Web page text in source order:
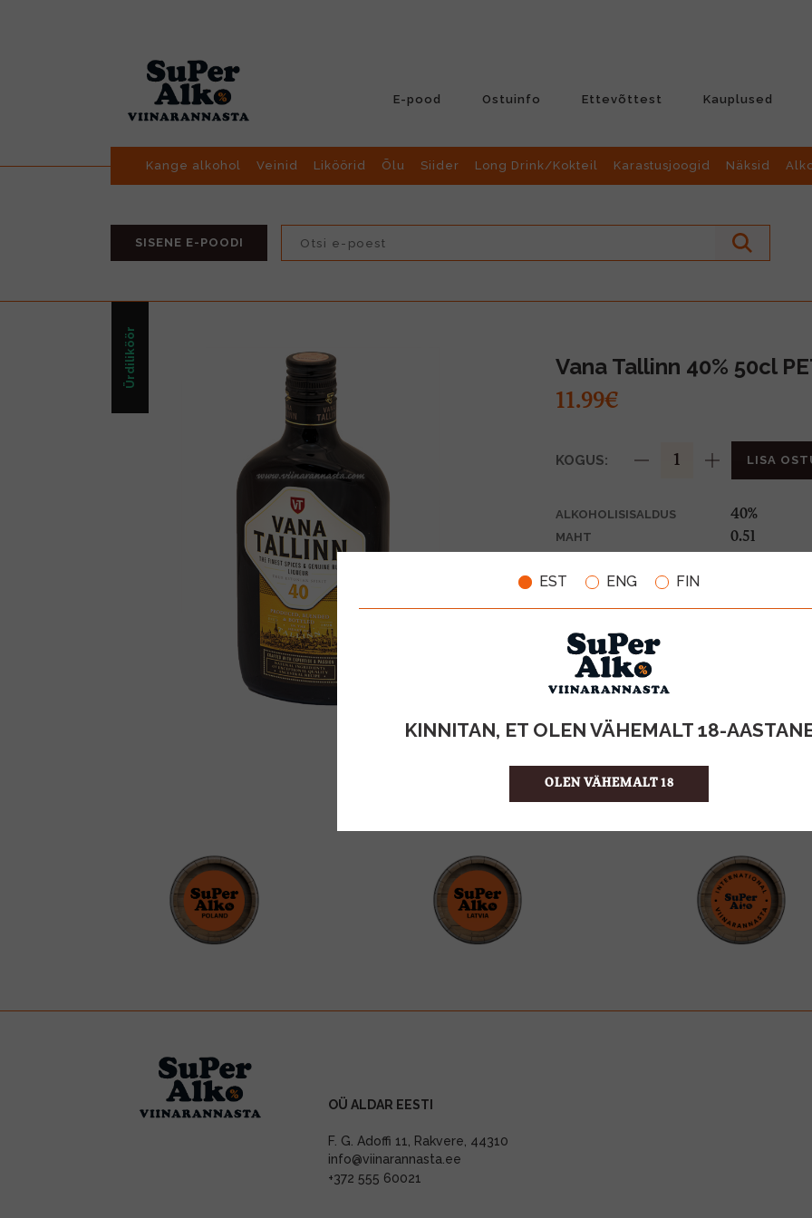
EST ENG FIN
KINNITAN, ET OLEN VÄHEMALT 18-
OLEN VÄHEMALT 18
E-pood Ostuinfo Ettevõttest Kauplused
Kange alkohol Veinid Liköörid Õlu Siider Long Drink/Kokteil Karastusjoogid Näksid
SISENE E-POODI
Ürdiliköör Vana Tallinn 40% 50cl
11.99€
KOGUS: LISA
ALKOHOLISISALDUS 40%
MAHT 0.5l
TOOTE LIIK
ÜHIKU HIND
KOGUS KASTIS
OÜ ALDAR EESTI
F. G. Adoffi 11, Rakvere, 44310
info@viinarannasta.ee
+372 555 60021